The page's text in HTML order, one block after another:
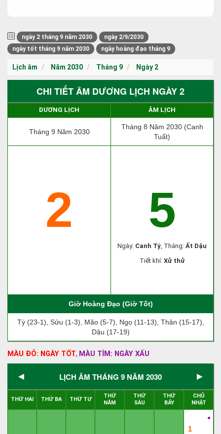
ngày 2 tháng 9 năm 2030
ngày 2/9/2030
ngày tốt tháng 9 năm 2030
ngày hoàng đạo tháng 9
Lịch âm Năm 2030 Tháng 9 Ngày 2
CHI TIẾT ÂM DƯƠNG LỊCH NGÀY 2
DƯƠNG LỊCH ÂM LỊCH
Tháng 9 Năm 2030
Tháng 8 Năm 2030 (Canh
Tuất)
2 5
Ngày: Canh Tý, Tháng: Ất Dậu
Tiết khí: Xử thử
Giờ Hoàng Đạo (Giờ Tốt)
Tý (23-1), Sửu (1-3), Mão (5-7), Ngọ (11-13), Thân (15-17),
Dậu (17-19)
MÀU ĐỎ: NGÀY TỐT, MÀU TÍM: NGÀY XẤU
◄ LỊCH ÂM THÁNG 9 NĂM 2030 ►
THỨ HAI THỨ BA THỨ TƯ
THỨ
NĂM
THỨ
SÁU
THỨ
BẨY
CHỦ
NHẬT
●
1